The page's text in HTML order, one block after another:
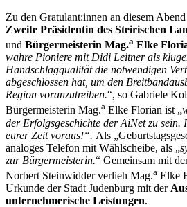
Zu den Gratulant:innen an diesem
Zweite Präsidentin des Steirischen
und Bürgermeisterin Mag.a Elke
wahre Pioniere mit Didi Leitner als
Handschlagqualität die notwendigen
abgeschlossen hat, um den
Region voranzutreiben.“, so Gabriele
Bürgermeisterin Mag.a Elke Florian ist „
der Erfolgsgeschichte der AiNet zu sein.
eurer Zeit voraus!“. Als
analoges Telefon mit Wählscheibe, als „
zur Bürgermeisterin.“ Gemeinsam mit
Norbert Steinwidder verlieh Mag.a Elke
Urkunde der Stadt Judenburg mit der
unternehmerische Leistungen.